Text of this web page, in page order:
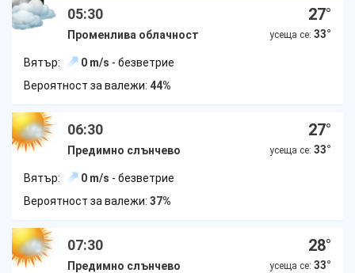
05:30
Променлива облачност
27°
усеща се: 33°
Вятър: 0 m/s - безветрие
Вероятност за валежи: 44%
06:30
Предимно слънчево
27°
усеща се: 33°
Вятър: 0 m/s - безветрие
Вероятност за валежи: 37%
07:30
Предимно слънчево
28°
усеща се: 33°